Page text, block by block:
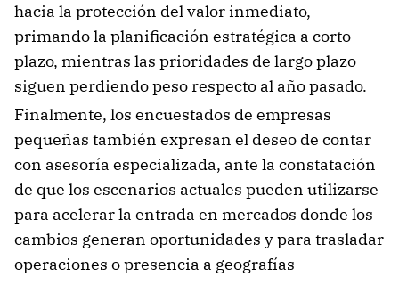
hacia la protección del valor inmediato,
primando la planificación estratégica a corto
plazo, mientras las prioridades de largo plazo
siguen perdiendo peso respecto al año pasado.
Finalmente, los encuestados de empresas
pequeñas también expresan el deseo de contar
con asesoría especializada, ante la constatación
de que los escenarios actuales pueden utilizarse
para acelerar la entrada en mercados donde los
cambios generan oportunidades y para trasladar
operaciones o presencia a geografías